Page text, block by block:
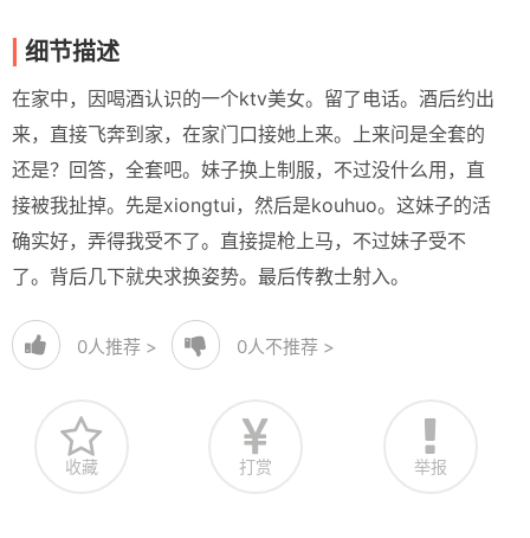
细节描述
在家中，因喝酒认识的一个ktv美女。留了电话。酒后约出
来，直接飞奔到家，在家门口接她上来。上来问是全套的
还是？回答，全套吧。妹子换上制服，不过没什么用，直
接被我扯掉。先是xiongtui，然后是kouhuo。这妹子的活
确实好，弄得我受不了。直接提枪上马，不过妹子受不
了。背后几下就央求换姿势。最后传教士射入。
0人推荐 > 0人不推荐 >
收藏 打赏 举报